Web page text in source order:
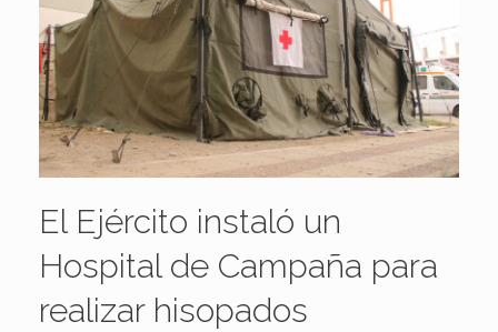
El Ejército instaló un
Hospital de Campaña para
realizar hisopados